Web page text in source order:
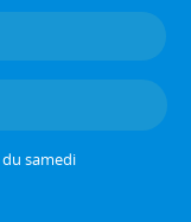
du samedi